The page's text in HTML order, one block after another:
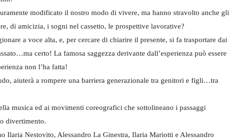
modificato il nostro modo di vivere, ma hanno stravolto anche gli
di amicizia, i sogni nel cassetto, le prospettive lavorative?
a voce alta, e, per cercare di chiarire il presente, si fa trasportare dai
certo! La famosa saggezza derivante dall’esperienza può essere
non l’ha fatta!
aiuterà a rompere una barriera generazionale tra genitori e figli…tra
musica ed ai movimenti coreografici che sottolineano i passaggi
divertimento.
Ilaria Nestovito, Alessandro La Ginestra, Ilaria Mariotti e Alessandro